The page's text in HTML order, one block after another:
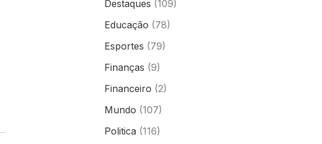
Destaques (109)
Educação (78)
Esportes (79)
Finanças (9)
Financeiro (2)
Mundo (107)
Politica (116)